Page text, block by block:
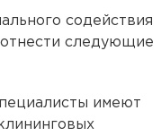
содействия
следующие
имеют